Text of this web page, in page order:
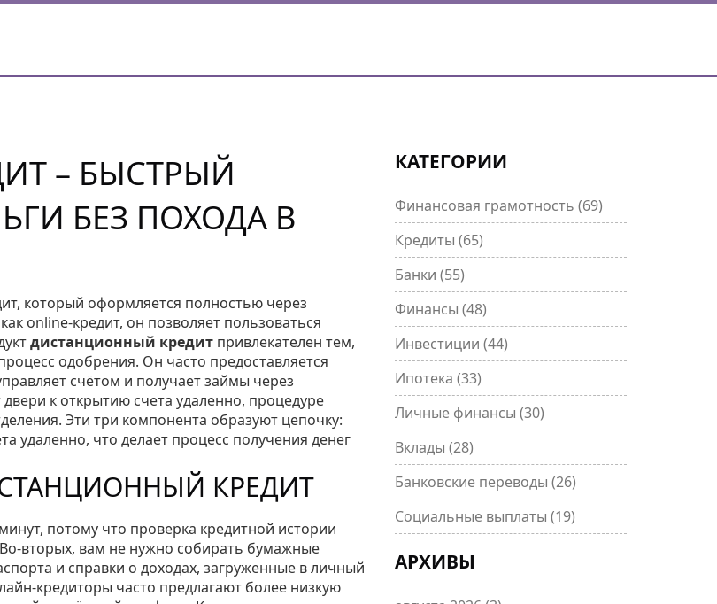
– БЫСТРЫЙ
БЕЗ ПОХОДА В
который оформляется полностью через
online‑кредит, он позволяет пользоваться
дистанционный кредит привлекателен тем,
одобрения. Он часто предоставляется
счётом и получает займы через
к открытию счета удаленно, процедуре
. Эти три компонента образуют цепочку:
удаленно, что делает процесс получения денег
КРЕДИТ
потому что проверка кредитной истории
вторых, вам не нужно собирать бумажные
и справки о доходах, загруженные в личный
часто предлагают более низкую
КАТЕГОРИИ
Финансовая грамотность (69)
Кредиты (65)
Банки (55)
Финансы (48)
Инвестиции (44)
Ипотека (33)
Личные финансы (30)
Вклады (28)
Банковские переводы (26)
Социальные выплаты (19)
АРХИВЫ